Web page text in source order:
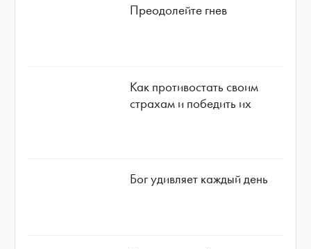
Преодолейте гнев
Как противостать своим
страхам и победить их
Бог удивляет каждый день